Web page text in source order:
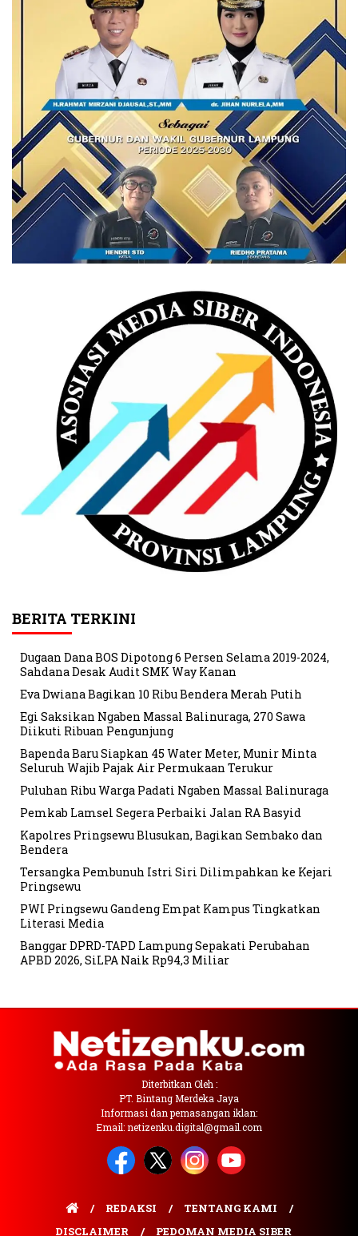
BERITA TERKINI
Dugaan Dana BOS Dipotong 6 Persen Selama 2019-2024,
Sahdana Desak Audit SMK Way Kanan
Eva Dwiana Bagikan 10 Ribu Bendera Merah Putih
Egi Saksikan Ngaben Massal Balinuraga, 270 Sawa
Diikuti Ribuan Pengunjung
Bapenda Baru Siapkan 45 Water Meter, Munir Minta
Seluruh Wajib Pajak Air Permukaan Terukur
Puluhan Ribu Warga Padati Ngaben Massal Balinuraga
Pemkab Lamsel Segera Perbaiki Jalan RA Basyid
Kapolres Pringsewu Blusukan, Bagikan Sembako dan
Bendera
Tersangka Pembunuh Istri Siri Dilimpahkan ke Kejari
Pringsewu
PWI Pringsewu Gandeng Empat Kampus Tingkatkan
Literasi Media
Banggar DPRD-TAPD Lampung Sepakati Perubahan
APBD 2026, SiLPA Naik Rp94,3 Miliar
Diterbitkan Oleh :
PT. Bintang Merdeka Jaya
Informasi dan pemasangan iklan:
Email: netizenku.digital@gmail.com
REDAKSI
TENTANG KAMI
DISCLAIMER
PEDOMAN MEDIA SIBER